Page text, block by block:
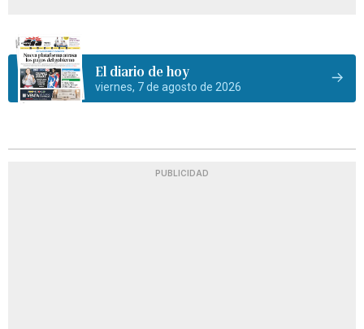
El diario de hoy
viernes, 7 de agosto de 2026
PUBLICIDAD